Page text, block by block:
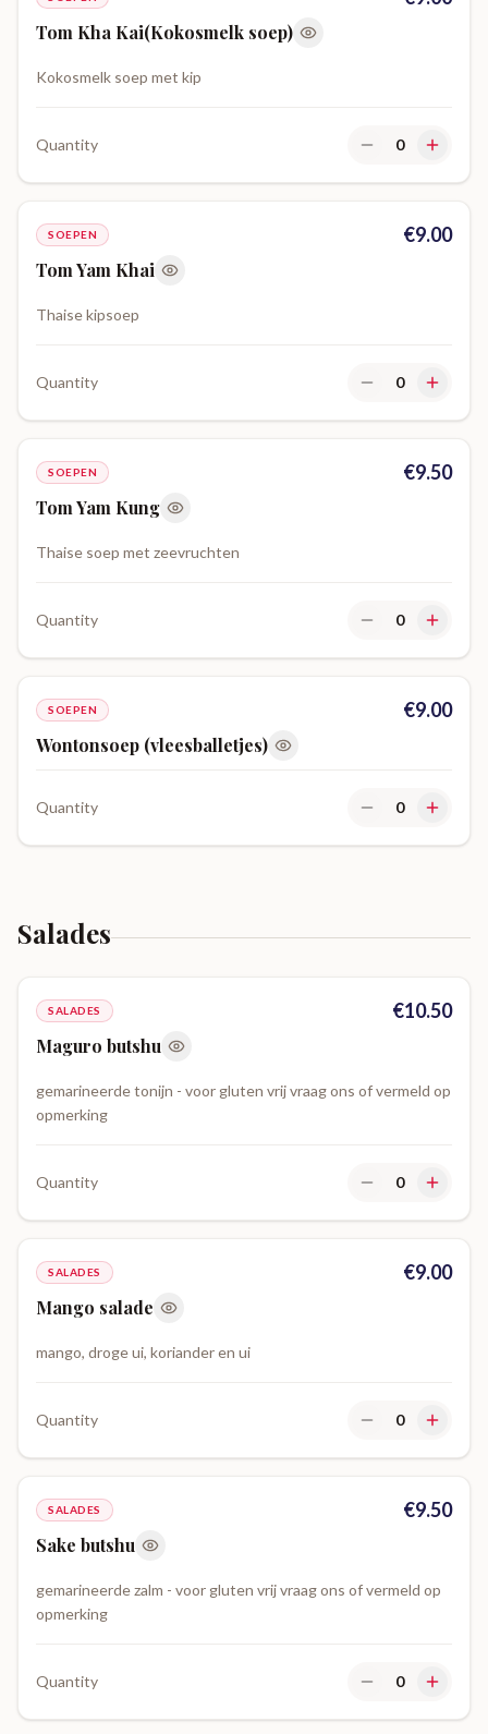
Tom Kha Kai(Kokosmelk soep)
Kokosmelk soep met kip
Quantity 0
SOEPEN
Tom Yam Khai
€9.00
Thaise kipsoep
Quantity 0
SOEPEN
Tom Yam Kung
€9.50
Thaise soep met zeevruchten
Quantity 0
SOEPEN
Wontonsoep (vleesballetjes)
€9.00
Quantity 0
Salades
SALADES
Maguro butshu
€10.50
gemarineerde tonijn - voor gluten vrij vraag ons of vermeld op
opmerking
Quantity 0
SALADES
Mango salade
€9.00
mango, droge ui, koriander en ui
Quantity 0
SALADES
Sake butshu
€9.50
gemarineerde zalm - voor gluten vrij vraag ons of vermeld op
opmerking
Quantity 0